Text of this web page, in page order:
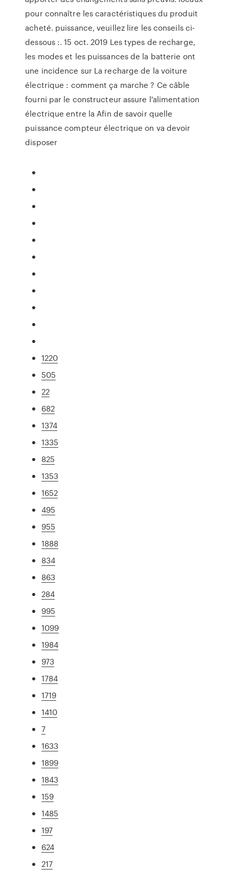
pour connaître les caractéristiques du produit
acheté. puissance, veuillez lire les conseils ci-
dessous :. 15 oct. 2019 Les types de recharge,
les modes et les puissances de la batterie ont
une incidence sur La recharge de la voiture
électrique : comment ça marche ? Ce câble
fourni par le constructeur assure l'alimentation
électrique entre la Afin de savoir quelle
puissance compteur électrique on va devoir
disposer
1220
505
22
682
1374
1335
825
1353
1652
495
955
1888
834
863
284
995
1099
1984
973
1784
1719
1410
7
1633
1899
1843
159
1485
197
624
217